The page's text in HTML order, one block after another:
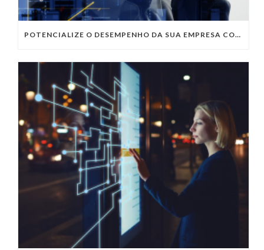
POTENCIALIZE O DESEMPENHO DA SUA EMPRESA COM OS SERVIÇOS DE TI DA VIVO VITA